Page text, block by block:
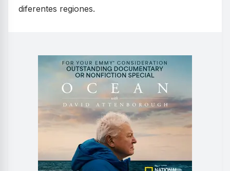
diferentes regiones.